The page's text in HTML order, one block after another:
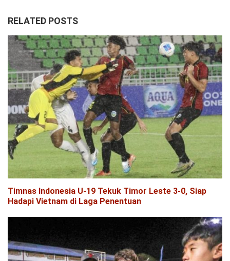
RELATED POSTS
Timnas Indonesia U-19 Tekuk Timor Leste 3-0, Siap
Hadapi Vietnam di Laga Penentuan